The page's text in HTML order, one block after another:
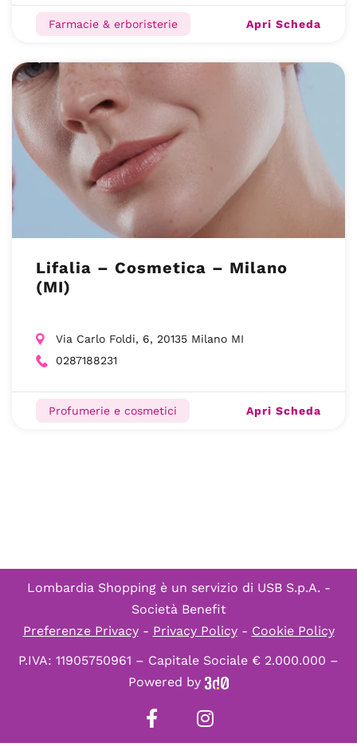
Farmacie & erboristerie Apri Scheda
Lifalia – Cosmetica – Milano
(MI)
Via Carlo Foldi, 6, 20135 Milano MI
0287188231
Profumerie e cosmetici Apri Scheda
Lombardia Shopping è un servizio di USB S.p.A. -
Società Benefit
Preferenze Privacy- Privacy Policy- Cookie Policy
P.IVA: 11905750961 – Capitale Sociale € 2.000.000 –
Powered by